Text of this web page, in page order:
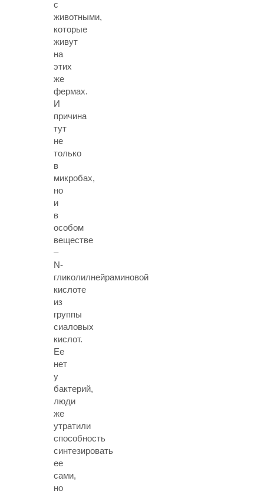
с
животными,
которые
живут
на
этих
же
фермах.
И
причина
тут
не
только
в
микробах,
но
и
в
особом
веществе
–
N-
гликолилнейраминовой
кислоте
из
группы
сиаловых
кислот.
Ее
нет
у
бактерий,
люди
же
утратили
способность
синтезировать
ее
сами,
но